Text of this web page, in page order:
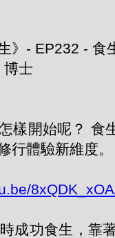
》- EP232 - 食
博士
樣開始呢？ 食
行體驗新維度。
成功食生，靠